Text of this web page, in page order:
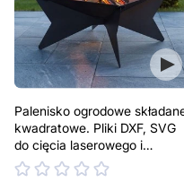
Palenisko ogrodowe
kwadratowe. Pliki DXF, SVG
do cięcia laserowego i
plazmowego